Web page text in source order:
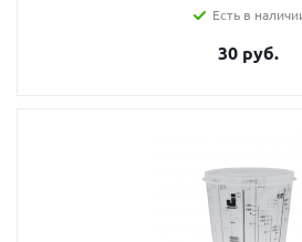
Есть в
30 руб.